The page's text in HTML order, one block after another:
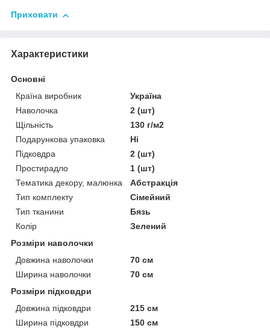
Приховати
Характеристики
Основні
Країна виробник
Україна
Наволочка
2 (шт)
Щільність
130 г/м2
Подарункова упаковка
Ні
Підковдра
2 (шт)
Простирадло
1 (шт)
Тематика декору, малюнка
Абстракція
Тип комплекту
Сімейний
Тип тканини
Бязь
Колір
Зелений
Розміри наволочки
Довжина наволочки
70 см
Ширина наволочки
70 см
Розміри підковдри
Довжина підковдри
215 см
Ширина підковдри
150 см